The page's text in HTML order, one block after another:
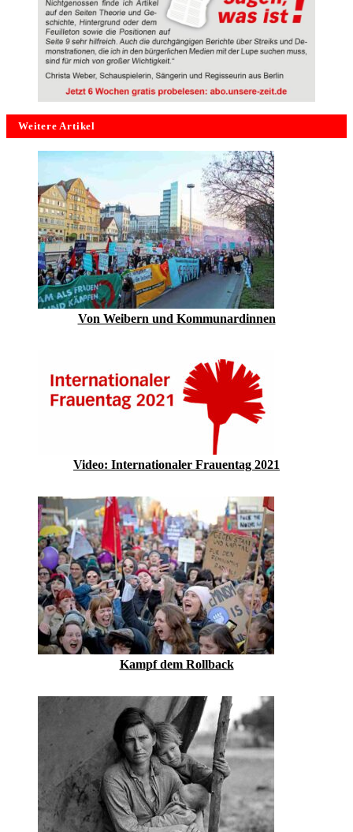
Weitere Artikel
Von Weibern und Kommunardinnen
Video: Internationaler Frauentag 2021
Kampf dem Rollback